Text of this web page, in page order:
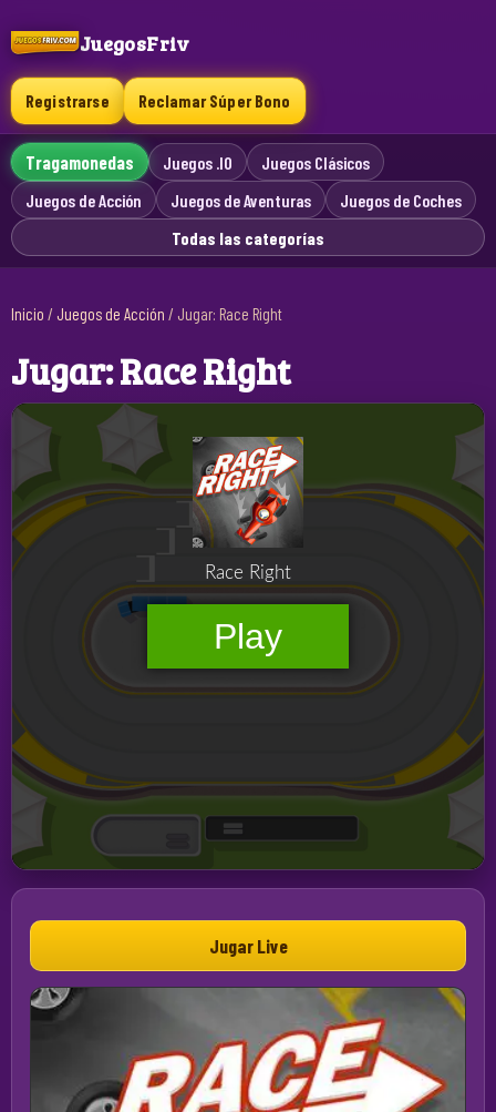
JuegosFriv
Registrarse Reclamar Súper Bono
Tragamonedas Juegos .IO
Juegos Clásicos
Juegos de Acción
Juegos de Aventuras
Juegos de Coches
Todas las categorías
Inicio / Juegos de Acción / Jugar: Race Right
Jugar: Race Right
Jugar Live